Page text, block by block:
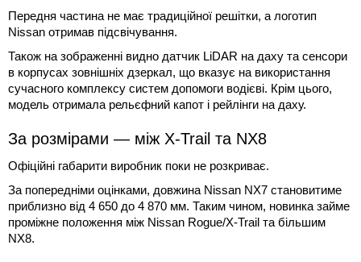
Передня частина не має традиційної решітки, а логотип
Nissan отримав підсвічування.
Також на зображенні видно датчик LiDAR на даху та сенсори
в корпусах зовнішніх дзеркал, що вказує на використання
сучасного комплексу систем допомоги водієві. Крім цього,
модель отримала рельєфний капот і рейлінги на даху.
За розмірами — між X-Trail та NX8
Офіційні габарити виробник поки не розкриває.
За попередніми оцінками, довжина Nissan NX7 становитиме
приблизно від 4 650 до 4 870 мм. Таким чином, новинка займе
проміжне положення між Nissan Rogue/X-Trail та більшим
NX8.